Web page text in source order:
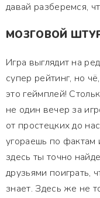
давай разберемся,
МОЗГОВОЙ
Игра выглядит на
супер рейтинг, но
это геймплей!
не один вечер за
от простецких до
угораешь по фактам
здесь ты точно
друзьями поиграть,
знает. Здесь же не